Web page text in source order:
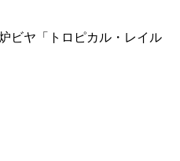
ビヤ「トロピカル・レイル